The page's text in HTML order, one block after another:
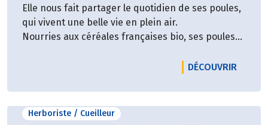
Elle nous fait partager le quotidien de ses poules,
qui vivent une belle vie en plein air.
Nourries aux céréales françaises bio, ses poules
calibres.
DÉCOUVRIR
Herboriste / Cueilleur